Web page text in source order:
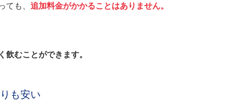
も、 追加料金がかかることはありません。
飲むことができます。
も安い